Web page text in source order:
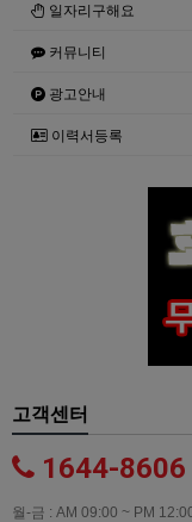
일자리구해요
커뮤니티
광고안내
이력서등록
고객센터
1644-8606
월-금 : AM 09:00 ~ PM